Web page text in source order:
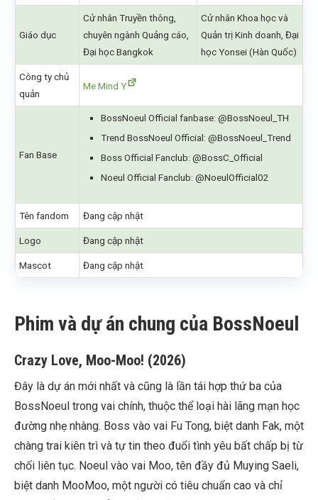
Giáo dục
Cử nhân Truyền thông,
chuyên ngành Quảng cáo,
Đại học Bangkok
Cử nhân Khoa học và
Quản trị Kinh doanh, Đại
học Yonsei (Hàn Quốc)
Công ty chủ
quản
Me Mind Y
Fan Base
BossNoeul Official fanbase: @BossNoeul_TH
Trend BossNoeul Official: @BossNoeul_Trend
Boss Official Fanclub: @BossC_Official
Noeul Official Fanclub: @NoeulOfficial02
Tên fandom Đang cập nhật
Logo Đang cập nhật
Mascot Đang cập nhật
Phim và dự án chung của BossNoeul
Crazy Love, Moo-Moo! (2026)
Đây là dự án mới nhất và cũng là lần tái hợp thứ ba của
BossNoeul trong vai chính, thuộc thể loại hài lãng mạn học
đường nhẹ nhàng. Boss vào vai Fu Tong, biệt danh Fak, một
chàng trai kiên trì và tự tin theo đuổi tình yêu bất chấp bị từ
chối liên tục. Noeul vào vai Moo, tên đầy đủ Muying Saeli,
biệt danh MooMoo, một người có tiêu chuẩn cao và chỉ